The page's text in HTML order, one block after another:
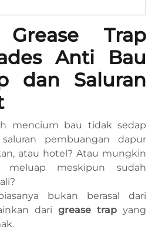
Trap
Anti Bau
dan Saluran
mencium bau tidak sedap
pembuangan dapur
atau hotel? Atau mungkin
meluap meskipun sudah
bukan berasal dari
dari grease trap yang